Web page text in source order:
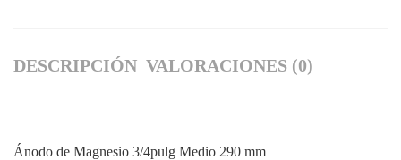
DESCRIPCIÓN VALORACIONES (0)
Ánodo de Magnesio 3/4pulg Medio 290 mm